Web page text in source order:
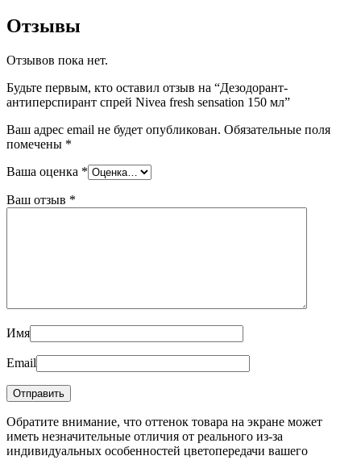
Отзывы
Отзывов пока нет.
Будьте первым, кто оставил отзыв на “Дезодорант-
антиперспирант спрей Nivea fresh sensation 150 мл”
Ваш адрес email не будет опубликован. Обязательные поля
помечены *
Ваша оценка *
Ваш отзыв *
Имя
Email
Обратите внимание, что оттенок товара на экране может
иметь незначительные отличия от реального из-за
индивидуальных особенностей цветопередачи вашего